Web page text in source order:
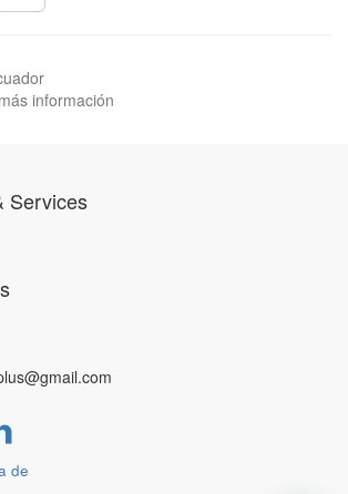
información
Services
de